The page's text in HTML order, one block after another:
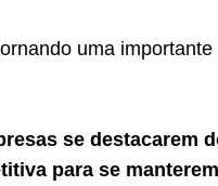
uma importante
se destacarem
para se manterem